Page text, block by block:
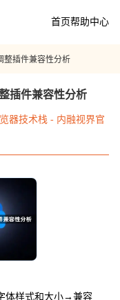
首页帮助中心
整插件兼容性分析
插件兼容性分析
器技术栈 - 内融视界官
体样式和大小→兼容